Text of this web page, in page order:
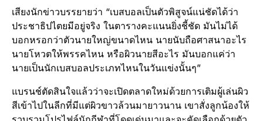
เสียงนักข่าวบรรยายว่า “เบสบอลเป็นตัวพิสูจน์แน่ชัดได้ว่า
ประชาธิปไตยมีอยู่จริง ในตารางคะแนนยิ่งชี้ชัด มันไม่ได้
บอกหรอกว่าตัวนายใหญ่ขนาดไหน นายนับถือศาสนาอะไร
นายโหวตให้พรรคไหน หรือผิวนายสีอะไร มันบอกแค่ว่า
นายเป็นนักเบสบอลประเภทไหนในวันแข่งนั้นๆ”
แบรนช์ตัดสินใจแล้วว่าจะเปิดตลาดใหม่ด้วยการเติมผู้เล่นผิว
สีเข้าไปในลีกที่มีแต่ผิวขาวล้วนมายาวนาน เขาสั่งลูกน้องให้